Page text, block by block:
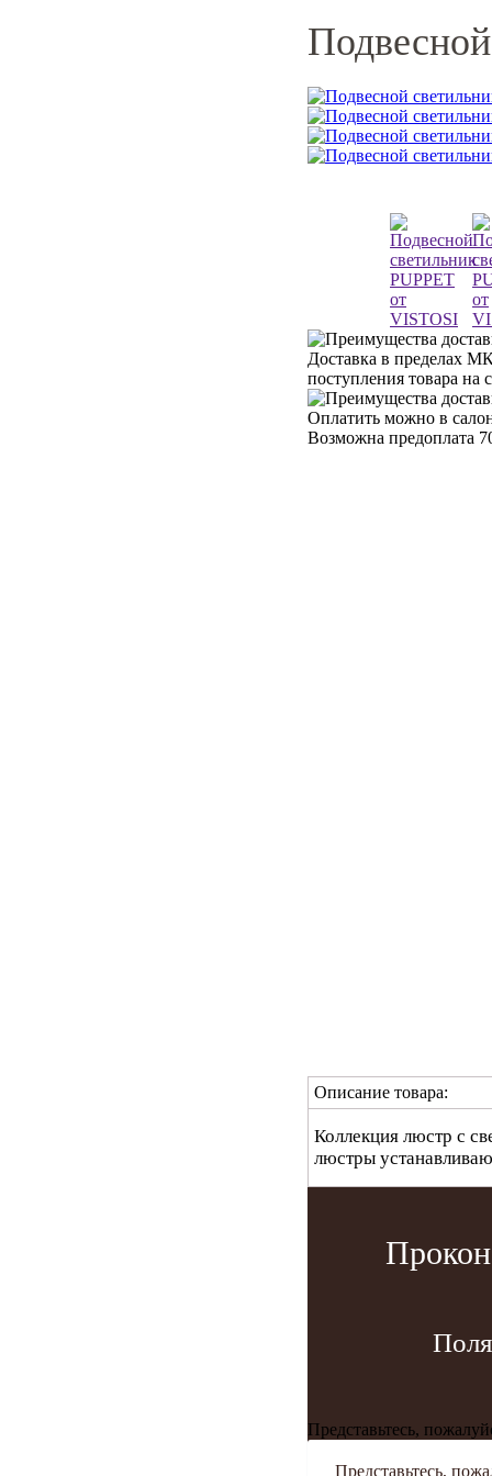
Доставка в пределах
поступления товара на
Оплатить можно в
Возможна предоплата
Описание товара:
Коллекция люстр с
люстры
Представьтесь,